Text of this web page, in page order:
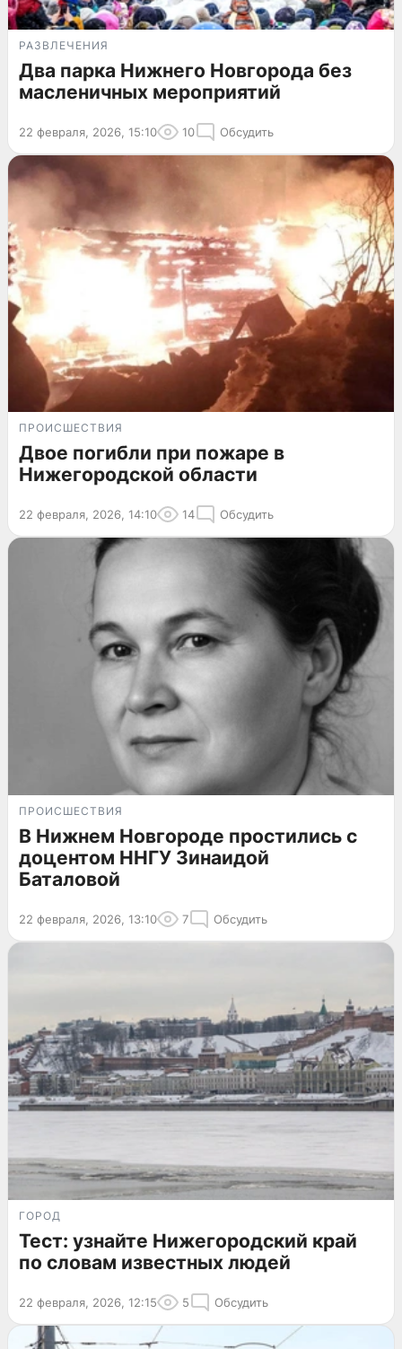
РАЗВЛЕЧЕНИЯ
Два парка Нижнего Новгорода без
масленичных мероприятий
22 февраля, 2026, 15:10 10 Обсудить
ПРОИСШЕСТВИЯ
Двое погибли при пожаре в
Нижегородской области
22 февраля, 2026, 14:10 14 Обсудить
ПРОИСШЕСТВИЯ
В Нижнем Новгороде простились с
доцентом ННГУ Зинаидой
Баталовой
22 февраля, 2026, 13:10 7 Обсудить
ГОРОД
Тест: узнайте Нижегородский край
по словам известных людей
22 февраля, 2026, 12:15 5 Обсудить